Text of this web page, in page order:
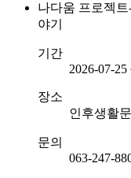
나다움 프로젝
야기
기간
2026-07-
장소
인후생활
문의
063-247-